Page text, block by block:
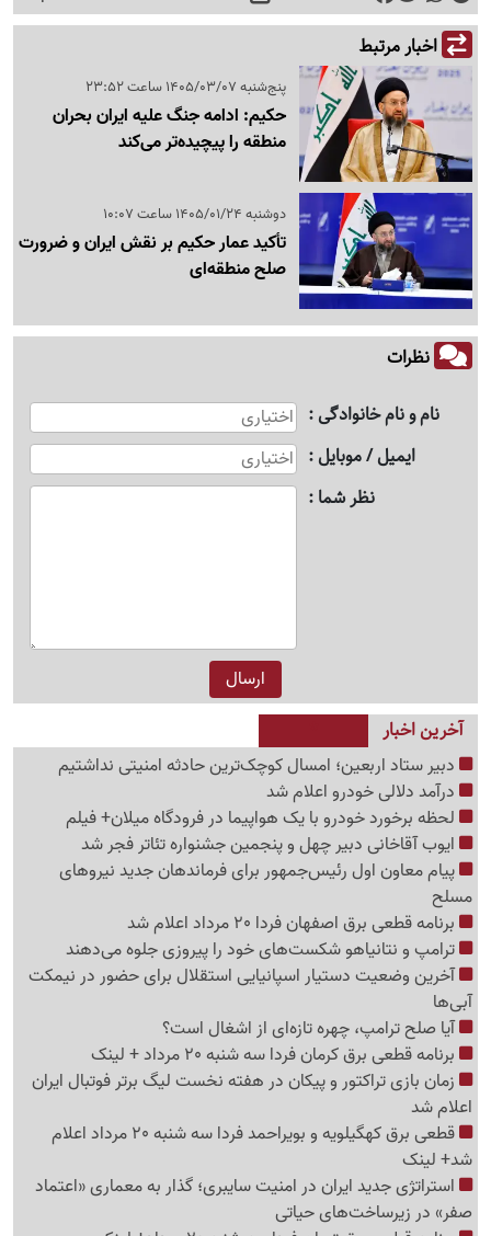
اخبار مرتبط
پنج‌شنبه 1405/03/07 ساعت 23:52
حکیم: ادامه جنگ علیه ایران بحران
منطقه را پیچیده‌تر می‌کند
دوشنبه 1405/01/24 ساعت 10:07
تأکید عمار حکیم بر نقش ایران و ضرورت
صلح منطقه‌ای
نظرات
نام و نام خانوادگی
ایمیل / موبایل
نظر شما
آخرین اخبار
دبیر ستاد اربعین؛ امسال کوچک‌ترین حادثه امنیتی نداشتیم
درآمد دلالی خودرو اعلام شد
لحظه برخورد خودرو با یک هواپیما در فرودگاه میلان+ فیلم
ایوب آقاخانی دبیر چهل و پنجمین جشنواره تئاتر فجر شد
پیام معاون اول رئیس‌جمهور برای فرماندهان جدید نیروهای
مسلح
برنامه قطعی برق اصفهان فردا 20 مرداد اعلام شد
ترامپ و نتانیاهو شکست‌های خود را پیروزی جلوه می‌دهند
آخرین وضعیت دستیار اسپانیایی استقلال برای حضور در نیمکت
آبی‌ها
آیا صلح ترامپ، چهره تازه‌ای از اشغال است؟
برنامه قطعی برق کرمان فردا سه شنبه 20 مرداد + لینک
زمان بازی تراکتور و پیکان در هفته نخست لیگ برتر فوتبال ایران
اعلام شد
قطعی برق کهگیلویه و بویراحمد فردا سه شنبه 20 مرداد اعلام
شد+ لینک
استراتژی جدید ایران در امنیت سایبری؛ گذار به معماری «اعتماد
صفر» در زیرساخت‌های حیاتی